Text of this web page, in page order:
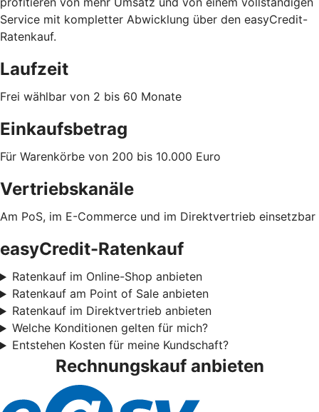
Service mit kompletter Abwicklung über den easyCredit-
Ratenkauf.
Laufzeit
Frei wählbar von 2 bis 60 Monate
Einkaufsbetrag
Für Warenkörbe von 200 bis 10.000 Euro
Vertriebskanäle
Am PoS, im E-Commerce und im Direktvertrieb einsetzbar
easyCredit-Ratenkauf
Ratenkauf im Online-Shop anbieten
Ratenkauf am Point of Sale anbieten
Ratenkauf im Direktvertrieb anbieten
Welche Konditionen gelten für mich?
Entstehen Kosten für meine Kundschaft?
Rechnungskauf anbieten